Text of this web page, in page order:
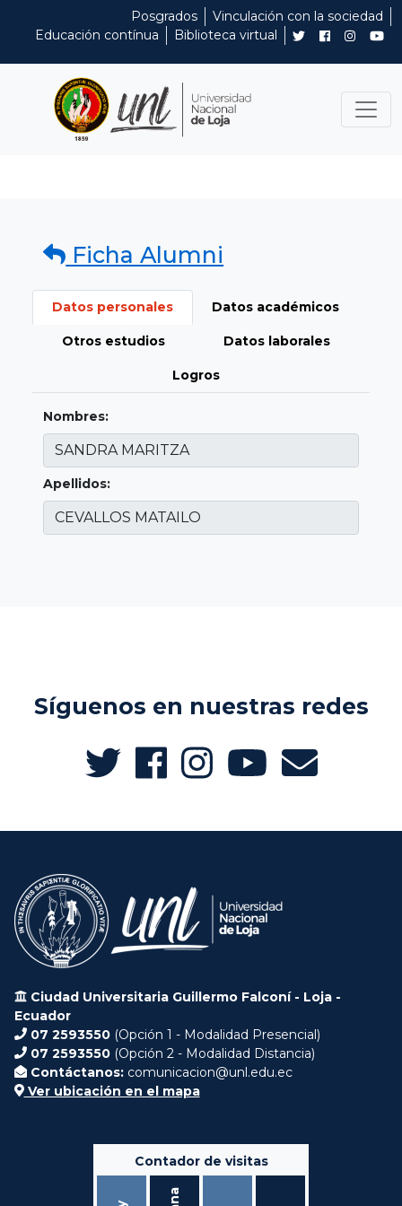
Posgrados
Vinculación con la sociedad
Educación contínua
Biblioteca virtual
Ficha Alumni
Datos personales Datos académicos
Otros estudios Datos laborales
Logros
Nombres:
Apellidos:
Síguenos en nuestras redes
Ciudad Universitaria Guillermo Falconí - Loja -
Ecuador
07 2593550 (Opción 1 - Modalidad Presencial)
07 2593550 (Opción 2 - Modalidad Distancia)
Contáctanos: comunicacion@unl.edu.ec
Ver ubicación en el mapa
Contador de visitas